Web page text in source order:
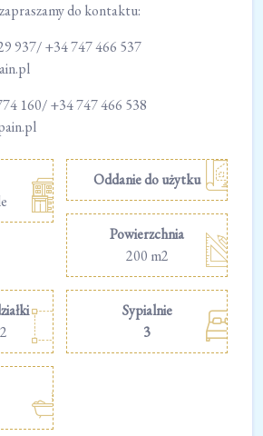
do kontaktu:
937/ +34 747 466 537
160/ +34 747 466 538
Oddanie do użytku
Powierzchnia
200 m2
Sypialnie
3